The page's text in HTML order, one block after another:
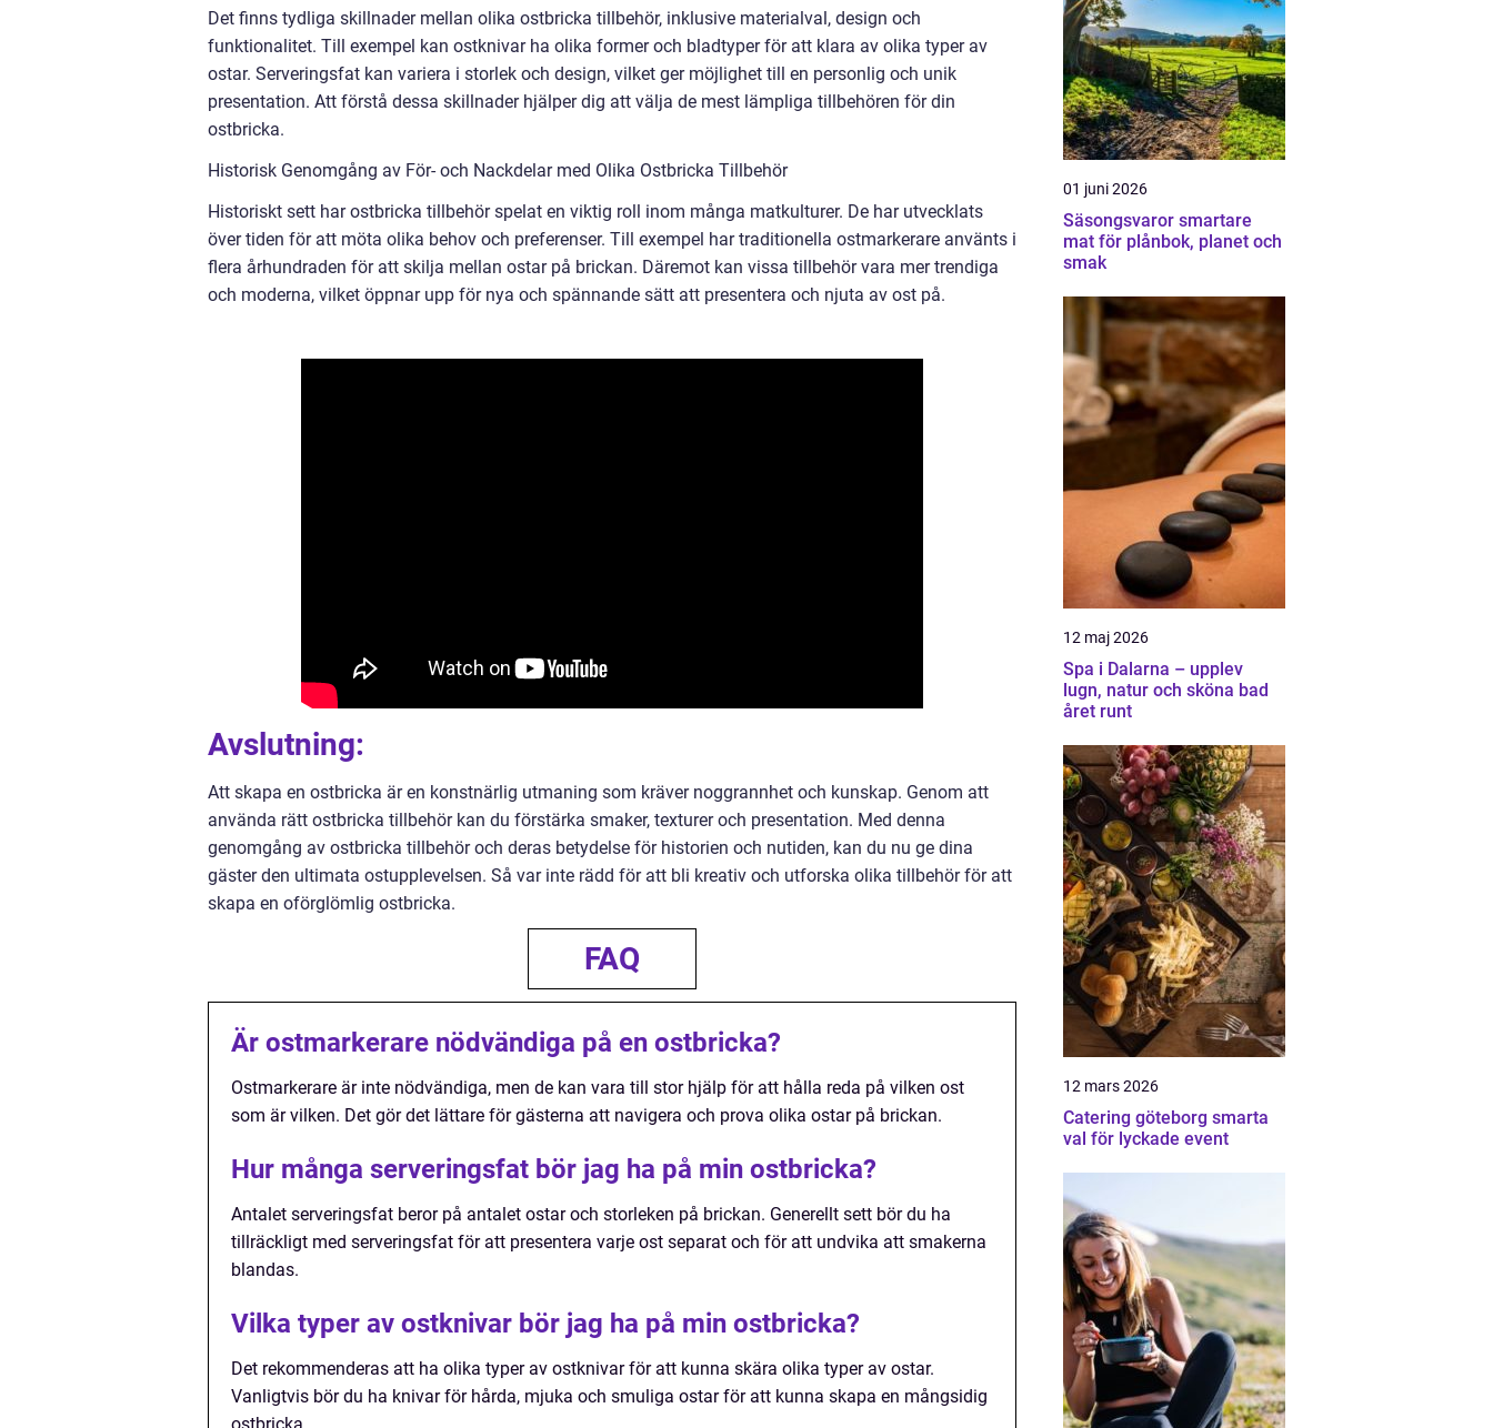
Det finns tydliga skillnader mellan olika ostbricka tillbehör, inklusive materialval, design och
funktionalitet. Till exempel kan ostknivar ha olika former och bladtyper för att klara av olika typer av
ostar. Serveringsfat kan variera i storlek och design, vilket ger möjlighet till en personlig och unik
presentation. Att förstå dessa skillnader hjälper dig att välja de mest lämpliga tillbehören för din
ostbricka.
Historisk Genomgång av För- och Nackdelar med Olika Ostbricka Tillbehör
Historiskt sett har ostbricka tillbehör spelat en viktig roll inom många matkulturer. De har utvecklats
över tiden för att möta olika behov och preferenser. Till exempel har traditionella ostmarkerare använts i
flera århundraden för att skilja mellan ostar på brickan. Däremot kan vissa tillbehör vara mer trendiga
och moderna, vilket öppnar upp för nya och spännande sätt att presentera och njuta av ost på.
Avslutning:
Att skapa en ostbricka är en konstnärlig utmaning som kräver noggrannhet och kunskap. Genom att
använda rätt ostbricka tillbehör kan du förstärka smaker, texturer och presentation. Med denna
genomgång av ostbricka tillbehör och deras betydelse för historien och nutiden, kan du nu ge dina
gäster den ultimata ostupplevelsen. Så var inte rädd för att bli kreativ och utforska olika tillbehör för att
skapa en oförglömlig ostbricka.
FAQ
Är ostmarkerare nödvändiga på en ostbricka?
Ostmarkerare är inte nödvändiga, men de kan vara till stor hjälp för att hålla reda på vilken ost
som är vilken. Det gör det lättare för gästerna att navigera och prova olika ostar på brickan.
Hur många serveringsfat bör jag ha på min ostbricka?
Antalet serveringsfat beror på antalet ostar och storleken på brickan. Generellt sett bör du ha
tillräckligt med serveringsfat för att presentera varje ost separat och för att undvika att smakerna
blandas.
Vilka typer av ostknivar bör jag ha på min ostbricka?
Det rekommenderas att ha olika typer av ostknivar för att kunna skära olika typer av ostar.
Vanligtvis bör du ha knivar för hårda, mjuka och smuliga ostar för att kunna skapa en mångsidig
01 juni 2026
Säsongsvaror smartare
mat för plånbok, planet och
smak
12 maj 2026
Spa i Dalarna – upplev
lugn, natur och sköna bad
året runt
12 mars 2026
Catering göteborg smarta
val för lyckade event